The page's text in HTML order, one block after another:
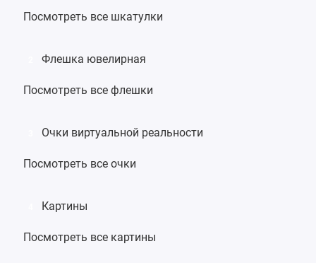
Посмотреть все шкатулки
Флешка ювелирная
Посмотреть все флешки
Очки виртуальной реальности
Посмотреть все очки
Картины
Посмотреть все картины